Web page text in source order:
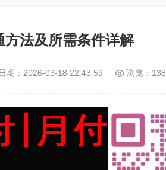
方法及所需条件详解
日期： 2026-03-18 22:43:59 浏览：138